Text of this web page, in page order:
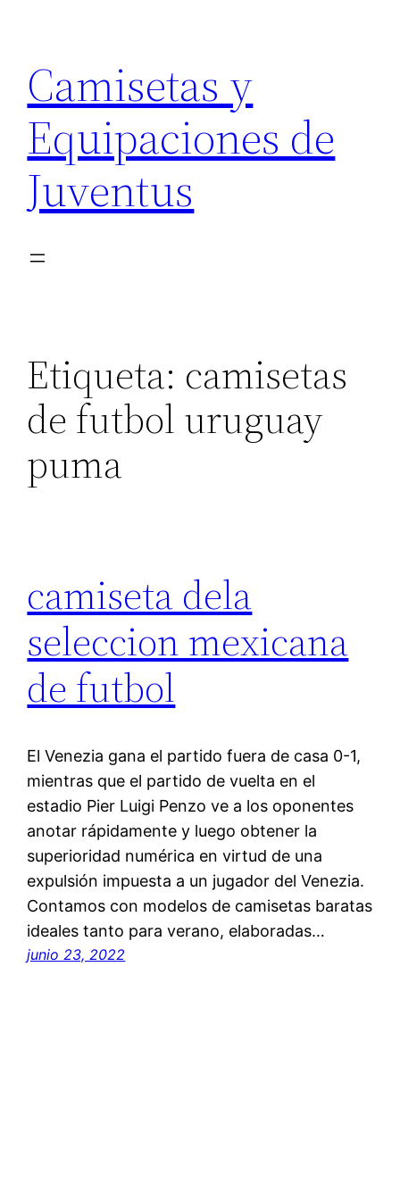
contenido
Camisetas y
Equipaciones de
Juventus
Etiqueta: camisetas
de futbol uruguay
puma
camiseta dela
seleccion mexicana
de futbol
El Venezia gana el partido fuera de casa 0-1,
mientras que el partido de vuelta en el
estadio Pier Luigi Penzo ve a los oponentes
anotar rápidamente y luego obtener la
superioridad numérica en virtud de una
expulsión impuesta a un jugador del Venezia.
Contamos con modelos de camisetas baratas
ideales tanto para verano, elaboradas…
junio 23, 2022